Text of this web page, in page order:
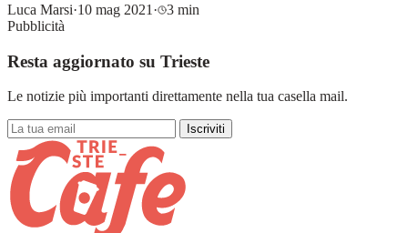
Luca Marsi·10 mag 2021 ·
3 min
Pubblicità
Resta aggiornato su Trieste
Le notizie più importanti direttamente nella tua casella mail.
Iscriviti